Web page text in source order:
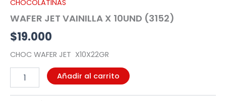
CHOCOLATINAS
WAFER JET VAINILLA X 10UND (3152)
$19.000
CHOC WAFER JET X10X22GR
cantidad
Añadir al carrito